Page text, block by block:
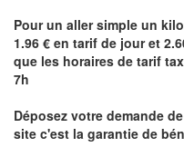
Pour un aller simple un
1.96 € en tarif de jour et
que les horaires de tarif
7h
Déposez votre demande
site c'est la garantie de